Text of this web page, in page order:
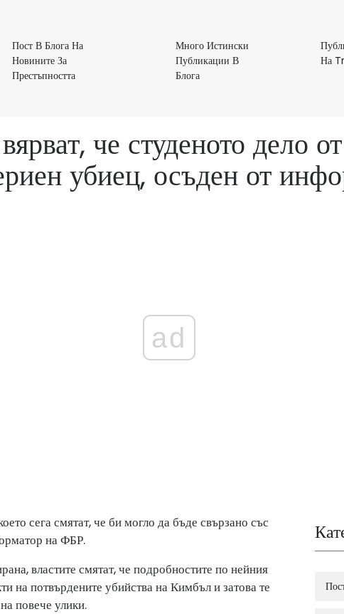
Пост В Блога На
Новините За
ПрестъпносттаПост
За
Престъпността
Много Истински
Публикации В
БлогаМного
На
че студеното дело
убиец, осъден от
ad
сега смятат, че би могло да бъде свързано със
на ФБР.
властите смятат, че подробностите по нейния
на потвърдените убийства на Кимбъл и затова те
повече улики.